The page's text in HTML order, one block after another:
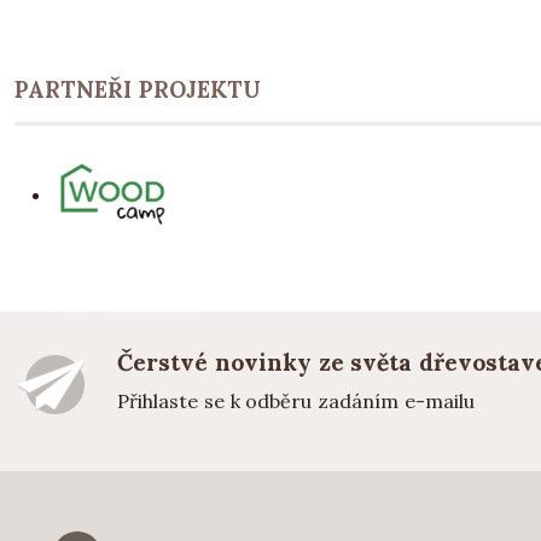
PARTNEŘI PROJEKTU
Čerstvé novinky ze světa
Přihlaste se k odběru zadáním e-mailu